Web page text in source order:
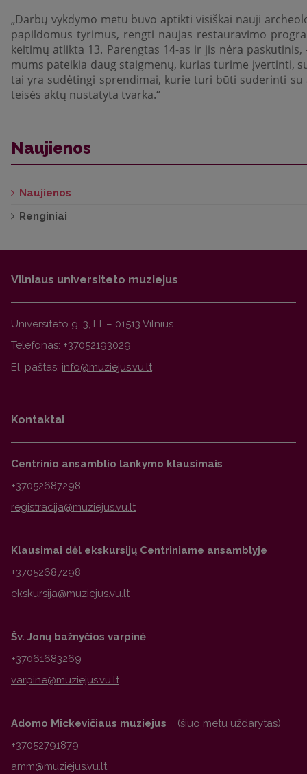
„Darbų vykdymo metu buvo aptikti visiškai nauji
papildomus tyrimus, rengti naujas restauravimo
keitimų atlikta 13. Parengtas 14-as ir jis nėra
mums pateikia daug staigmenų, kurias turime įvertinti,
tai yra sudėtingi sprendimai, kurie turi būti suderinti
teisės aktų nustatyta tvarka.“
Naujienos
Naujienos
Renginiai
Vilniaus universiteto muziejus
Universiteto g. 3, LT – 01513 Vilnius
Telefonas: +37052193029
El. paštas:
Kontaktai
Centrinio ansamblio lankymo klausimais
+37052687298
Klausimai dėl ekskursijų Centriniame ansamblyje
+37052687298
Šv. Jonų bažnyčios varpinė
+37061683269
Adomo Mickevičiaus muziejus (šiuo metu uždarytas)
+37052791879